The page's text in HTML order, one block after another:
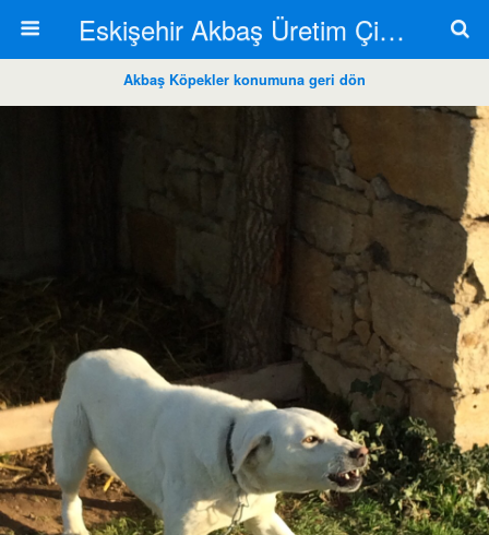
Eskişehir Akbaş Üretim Çiftliği
Akbaş Köpekler konumuna geri dön